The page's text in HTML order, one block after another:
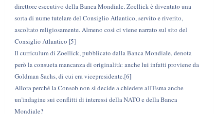
direttore esecutivo della Banca Mondiale. Zoellick è diventato una
sorta di nume tutelare del Consiglio Atlantico, servito e riverito,
ascoltato religiosamente. Almeno così ci viene narrato sul sito del
Consiglio Atlantico [5]
Il curriculum di Zoellick, pubblicato dalla Banca Mondiale, denota
però la consueta mancanza di originalità: anche lui infatti proviene da
Goldman Sachs, di cui era vicepresidente.[6]
Allora perché la Consob non si decide a chiedere all'Esma anche
un'indagine sui conflitti di interessi della NATO e della Banca
Mondiale?